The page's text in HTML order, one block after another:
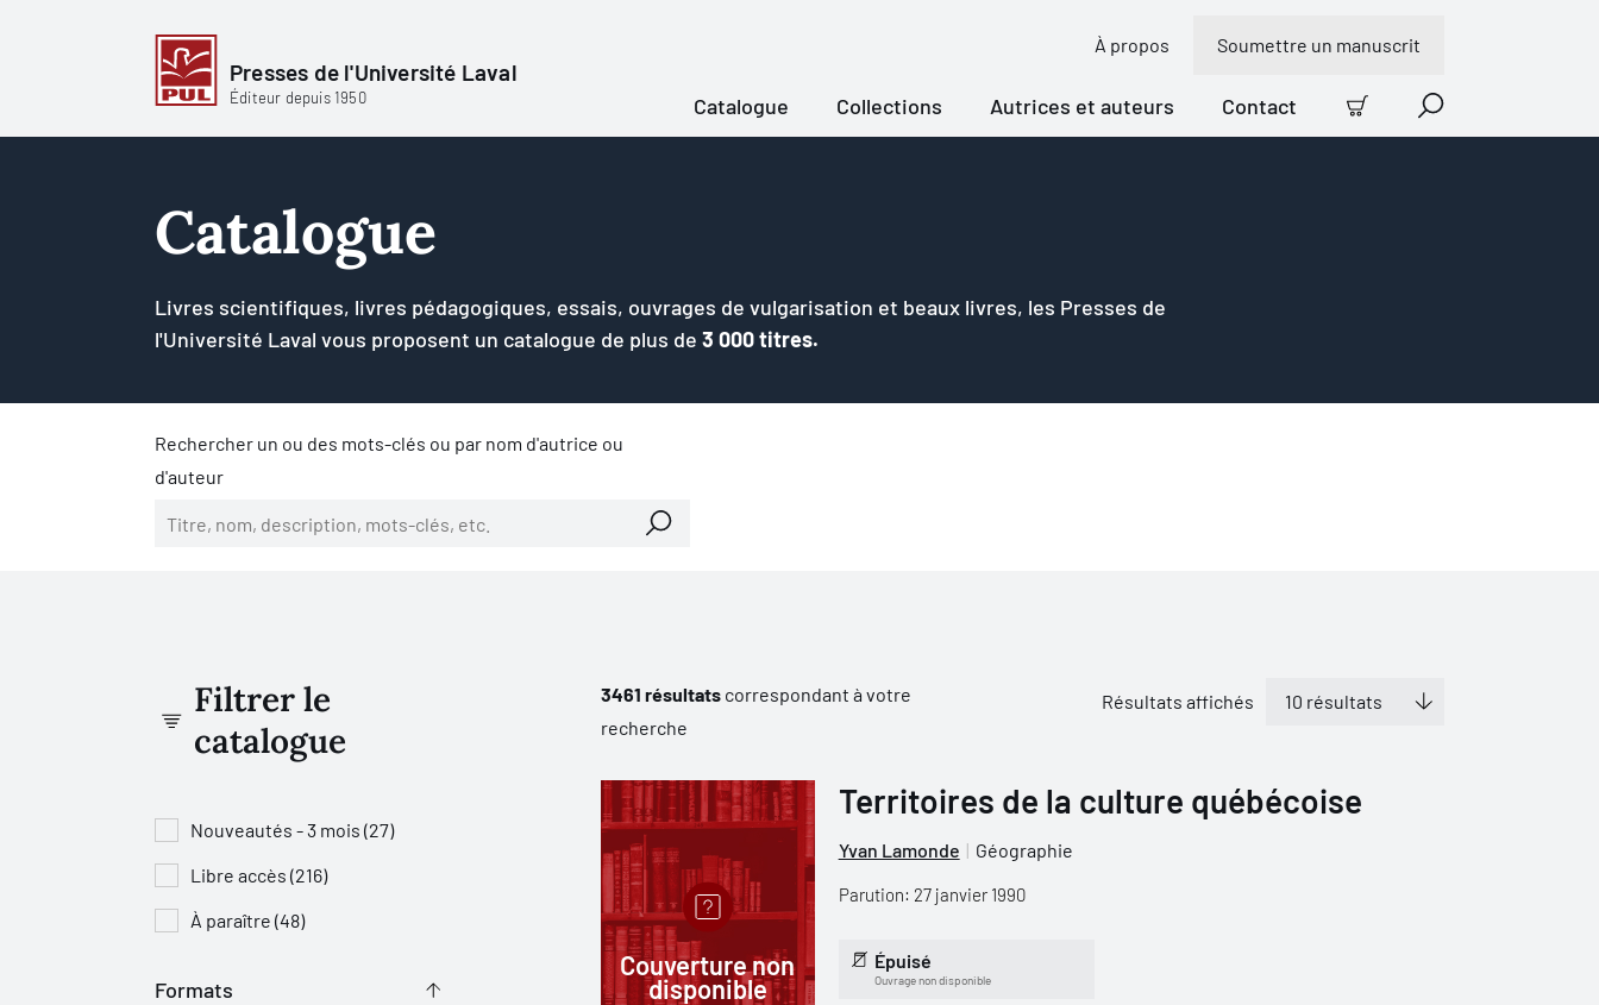
Presses de l'Université Laval
Éditeur depuis 1950
À propos Soumettre un manuscrit
Catalogue Collections Autrices et auteurs Contact
Panier Recherche
Catalogue
Livres scientifiques, livres pédagogiques, essais, ouvrages de vulgarisation et beaux livres, les Presses de
l'Université Laval vous proposent un catalogue de plus de 3 000 titres.
Rechercher un ou des mots-clés ou par nom d'autrice ou
d'auteur
Filtrer le
catalogue
Nouveautés - 3 mois (27)
Libre accès (216)
À paraître (48)
Formats
3461 résultatscorrespondant à votre
recherche
Résultats affichés
Couverture non
disponible
Territoires de la culture québécoise
Yvan Lamonde Géographie
Parution: 27 janvier 1990
Épuisé
Ouvrage non disponible